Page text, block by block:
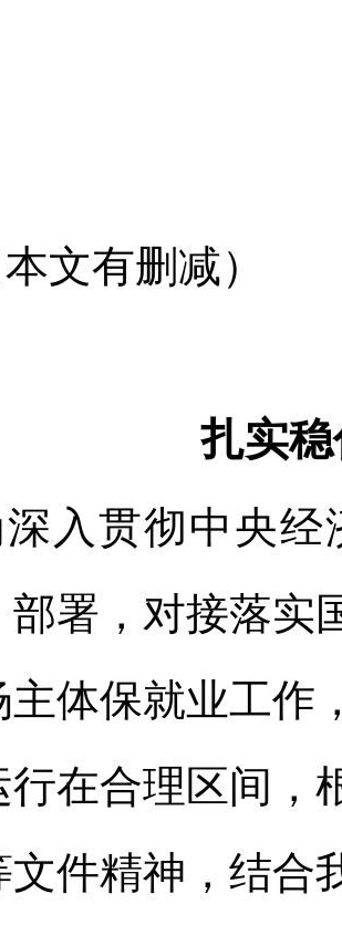
本文有删减）
扎实
深入贯彻中央
部署，对接落实
主体保就业工作
行在合理区间，
文件精神，结合